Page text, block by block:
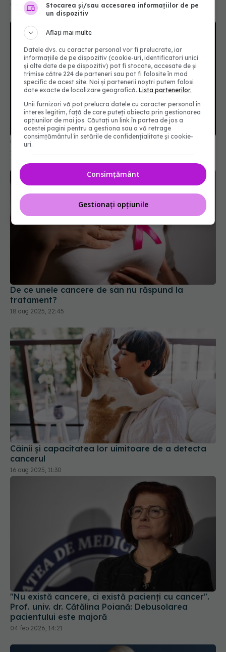
02 iul 2026, 14:50
Cancerul care ucide pe capete
24 ian 2026, 08:53
De ce unele cancere de sân nu răspund la
tratament?
18 aug 2025, 22:45
Câinii și capacitatea lor uimitoare de a detecta
cancerul
16 aug 2025, 11:30
"Nu există cancere, ci există pacienți cu cancer".
Prof. univ. dr. Cătălina Poiană: Debusolarea
pacientului este majoră
04 feb 2026, 14:21
Stocarea și/sau accesarea informațiilor de pe
un dispozitiv
Aflați mai multe
Datele dvs. cu caracter personal vor fi prelucrate, iar
informațiile de pe dispozitiv (cookie-uri, identificatori unici
și alte date de pe dispozitiv) pot fi stocate, accesate de și
trimise către 224 de parteneri sau pot fi folosite în mod
specific de acest site. Noi și partenerii noștri putem folosi
date exacte de localizare geografică.Lista partenerilor.
Unii furnizori vă pot prelucra datele cu caracter personal în
interes legitim, față de care puteți obiecta prin gestionarea
opțiunilor de mai jos. Căutați un link în partea de jos a
acestei pagini pentru a gestiona sau a vă retrage
consimțământul în setările de confidențialitate și cookie-
uri.
Consimțământ
Gestionați opțiunile